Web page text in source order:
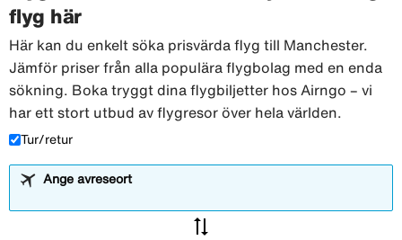
flyg här
Här kan du enkelt söka prisvärda flyg till Manchester.
Jämför priser från alla populära flygbolag med en enda
sökning. Boka tryggt dina flygbiljetter hos Airngo – vi
har ett stort utbud av flygresor över hela världen.
Tur/retur
Ange avreseort
sync_alt